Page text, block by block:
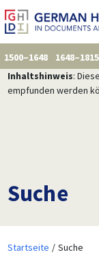
1500–1648 1648–1815
Inhaltshinweis:
empfunden werden
Suche
Startseite Suche